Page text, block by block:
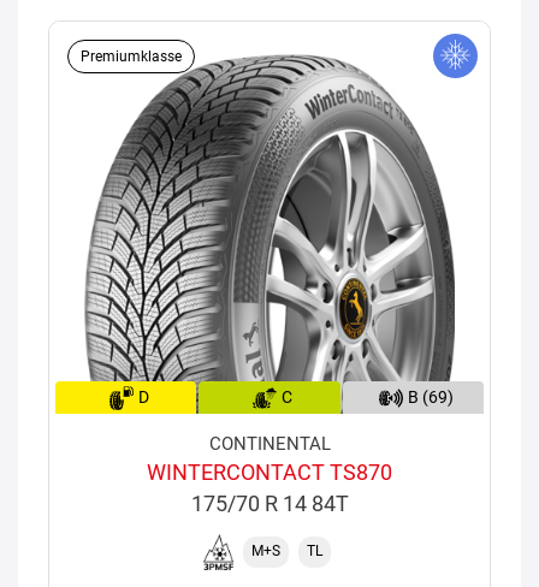
Premiumklasse
D C B (69)
CONTINENTAL
WINTERCONTACT TS870
175/70 R 14 84T
M+S TL